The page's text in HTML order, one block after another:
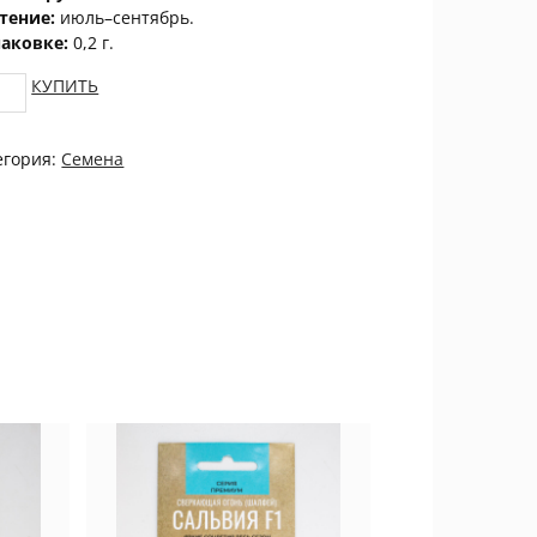
июль–сентябрь.
0,2 г.
КУПИТЬ
Семена